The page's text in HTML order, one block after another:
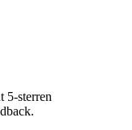
5‑sterren